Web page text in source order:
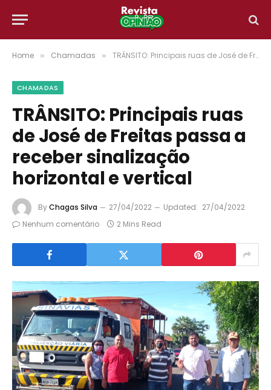
Home » Chamadas » TRÂNSITO: Principais ruas de José de Freitas passa a receber sinalização horizontal e vertical
CHAMADAS
TRÂNSITO: Principais ruas
de José de Freitas passa a
receber sinalização
horizontal e vertical
ByChagas Silva 27/04/2022 Updated: 27/04/2022
Nenhum comentário
2 Mins Read